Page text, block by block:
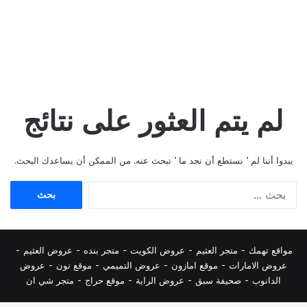
لم يتم العثور على نتائج
يبدوا أننا لم ’ نستطع أن نجد ما ’ تبحث عنه. من الممكن أن يساعدك البحث.
مواقع تهمك - متجر العثيم - عروض الكويت - متجر بنده - عروض العثيم -
عروض الامارات - موقع امازون - عروض التميمي - موقع نون - عروض
الدانوب - صحيفة سبق - عروض الراية - موقع حراج - متجر شي ان